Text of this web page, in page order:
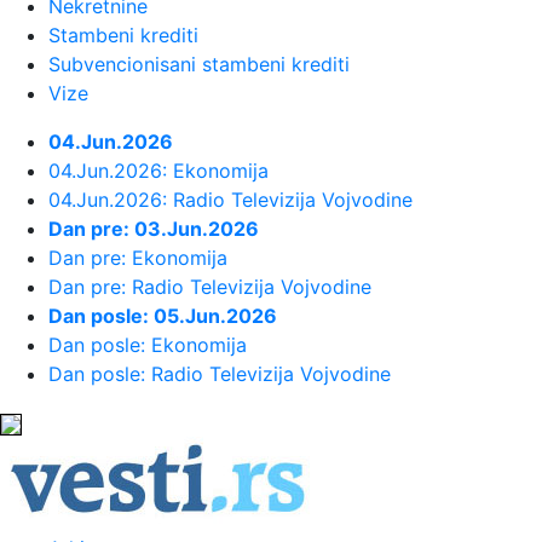
23:55:ROMAŠČENKO POSLE POTOPA U
HUMSKOJ: Jedna stvar posebno ga je ra...
23:54:Aleksić: "Nemamo čega da se
plašimo u Kazahstanu" VIDEO
23:48: Trener Tobola: "Hteli smo da
Partizan napada po krilu"
23:47:Škoda Peaq u serijskoj proizvodnji
23:41:Marinović nakon pobjede: Zaslužili
smo još koji gol, ali svaka...
Nekretnine
Stambeni krediti
Subvencionisani stambeni krediti
Vize
04.Jun.2026
04.Jun.2026: Ekonomija
04.Jun.2026: Radio Televizija Vojvodine
Dan pre: 03.Jun.2026
Dan pre: Ekonomija
Dan pre: Radio Televizija Vojvodine
Dan posle: 05.Jun.2026
Dan posle: Ekonomija
Dan posle: Radio Televizija Vojvodine